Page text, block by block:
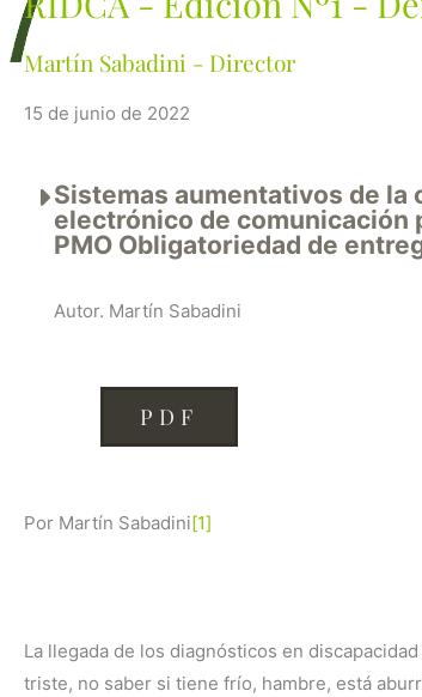
Martín Sabadini - Director
15 de junio de 2022
Sistemas aumentativos de la
electrónico de comunicación
PMO Obligatoriedad de
Autor. Martín Sabadini
PDF
Por Martín Sabadini[1]
La llegada de los diagnósticos en
triste, no saber si tiene frío, hambre, está